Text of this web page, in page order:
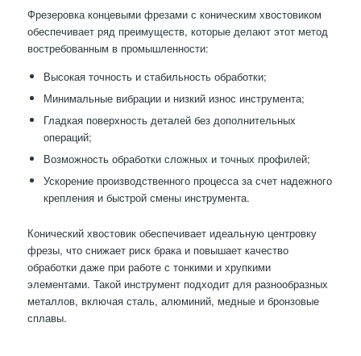
Фрезеровка концевыми фрезами с коническим хвостовиком
обеспечивает ряд преимуществ, которые делают этот метод
востребованным в промышленности:
Высокая точность и стабильность обработки;
Минимальные вибрации и низкий износ инструмента;
Гладкая поверхность деталей без дополнительных
операций;
Возможность обработки сложных и точных профилей;
Ускорение производственного процесса за счет надежного
крепления и быстрой смены инструмента.
Конический хвостовик обеспечивает идеальную центровку
фрезы, что снижает риск брака и повышает качество
обработки даже при работе с тонкими и хрупкими
элементами. Такой инструмент подходит для разнообразных
металлов, включая сталь, алюминий, медные и бронзовые
сплавы.